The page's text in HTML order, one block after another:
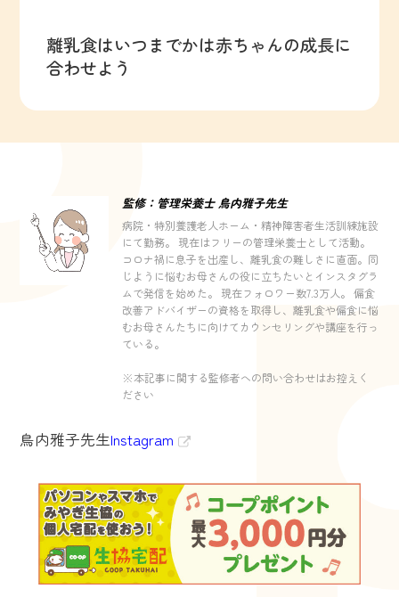
離乳食はいつまでかは赤ちゃんの成長に
合わせよう
監修：管理栄養士 鳥内雅子先生
病院・特別養護老人ホーム・精神障害者生活訓練施設
にて勤務。 現在はフリーの管理栄養士として活動。
コロナ禍に息子を出産し、離乳食の難しさに直面。同
じように悩むお母さんの役に立ちたいとインスタグラ
ムで発信を始めた。 現在フォロワー数7.3万人。 偏食
改善アドバイザーの資格を取得し、離乳食や偏食に悩
むお母さんたちに向けてカウンセリングや講座を行っ
ている。
※本記事に関する監修者への問い合わせはお控えく
ださい
鳥内雅子先生Instagram